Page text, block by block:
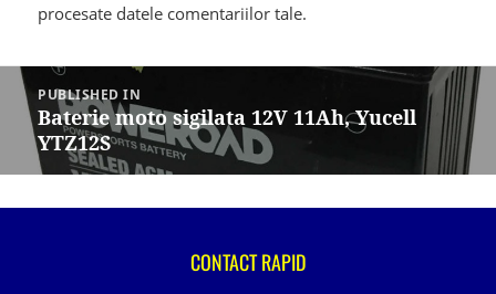
procesate datele comentariilor tale.
Navigare
articole
PUBLISHED IN
Baterie moto sigilata 12V 11Ah, Yucell
YTZ12S
CONTACT RAPID